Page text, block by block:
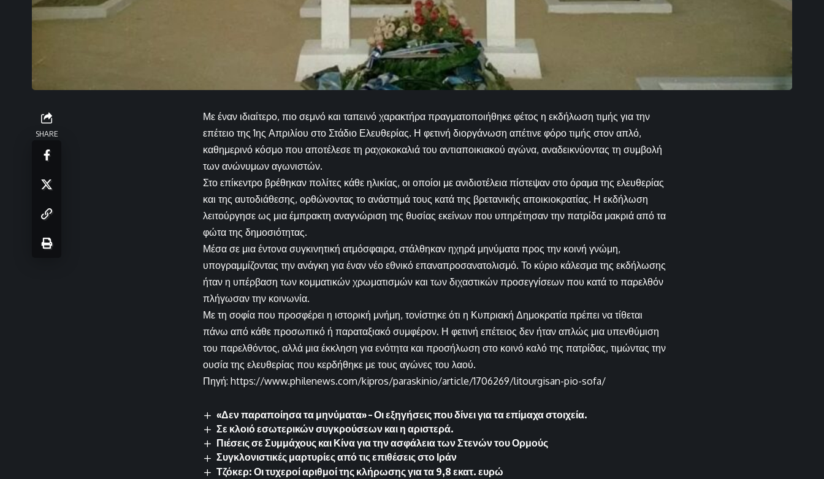
SHARE
Με έναν ιδιαίτερο, πιο σεμνό και ταπεινό χαρακτήρα πραγματοποιήθηκε φέτος η εκδήλωση τιμής για την
επέτειο της 1ης Απριλίου στο Στάδιο Ελευθερίας. Η φετινή διοργάνωση απέτινε φόρο τιμής στον απλό,
καθημερινό κόσμο που αποτέλεσε τη ραχοκοκαλιά του αντιαποικιακού αγώνα, αναδεικνύοντας τη συμβολή
των ανώνυμων αγωνιστών.
Στο επίκεντρο βρέθηκαν πολίτες κάθε ηλικίας, οι οποίοι με ανιδιοτέλεια πίστεψαν στο όραμα της ελευθερίας
και της αυτοδιάθεσης, ορθώνοντας το ανάστημά τους κατά της βρετανικής αποικιοκρατίας. Η εκδήλωση
λειτούργησε ως μια έμπρακτη αναγνώριση της θυσίας εκείνων που υπηρέτησαν την πατρίδα μακριά από τα
φώτα της δημοσιότητας.
Μέσα σε μια έντονα συγκινητική ατμόσφαιρα, στάλθηκαν ηχηρά μηνύματα προς την κοινή γνώμη,
υπογραμμίζοντας την ανάγκη για έναν νέο εθνικό επαναπροσανατολισμό. Το κύριο κάλεσμα της εκδήλωσης
ήταν η υπέρβαση των κομματικών χρωματισμών και των διχαστικών προσεγγίσεων που κατά το παρελθόν
πλήγωσαν την κοινωνία.
Με τη σοφία που προσφέρει η ιστορική μνήμη, τονίστηκε ότι η Κυπριακή Δημοκρατία πρέπει να τίθεται
πάνω από κάθε προσωπικό ή παραταξιακό συμφέρον. Η φετινή επέτειος δεν ήταν απλώς μια υπενθύμιση
του παρελθόντος, αλλά μια έκκληση για ενότητα και προσήλωση στο κοινό καλό της πατρίδας, τιμώντας την
ουσία της ελευθερίας που κερδήθηκε με τους αγώνες του λαού.
Πηγή: https://www.philenews.com/kipros/paraskinio/article/1706269/litourgisan-pio-sofa/
«Δεν παραποίησα τα μηνύματα» – Οι εξηγήσεις που δίνει για τα επίμαχα στοιχεία.
Σε κλοιό εσωτερικών συγκρούσεων και η αριστερά.
Πιέσεις σε Συμμάχους και Κίνα για την ασφάλεια των Στενών του Ορμούς
Συγκλονιστικές μαρτυρίες από τις επιθέσεις στο Ιράν
Τζόκερ: Οι τυχεροί αριθμοί της κλήρωσης για τα 9,8 εκατ. ευρώ